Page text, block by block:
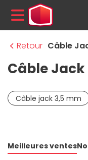
MENU
Retour Câble
Câble Jack
Câble jack 3,5 mm
Meilleures ventes